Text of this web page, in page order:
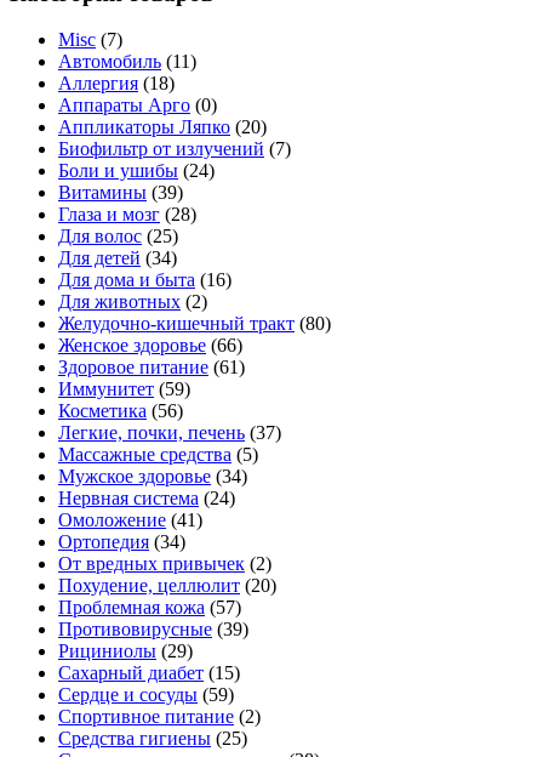
Misc (7)
Автомобиль (11)
Аллергия (18)
Аппараты Арго (0)
Аппликаторы Ляпко (20)
Биофильтр от излучений (7)
Боли и ушибы (24)
Витамины (39)
Глаза и мозг (28)
Для волос (25)
Для детей (34)
Для дома и быта (16)
Для животных (2)
Желудочно-кишечный тракт (80)
Женское здоровье (66)
Здоровое питание (61)
Иммунитет (59)
Косметика (56)
Легкие, почки, печень (37)
Массажные средства (5)
Мужское здоровье (34)
Нервная система (24)
Омоложение (41)
Ортопедия (34)
От вредных привычек (2)
Похудение, целлюлит (20)
Проблемная кожа (57)
Противовирусные (39)
Рициниолы (29)
Сахарный диабет (15)
Сердце и сосуды (59)
Спортивное питание (2)
Средства гигиены (25)